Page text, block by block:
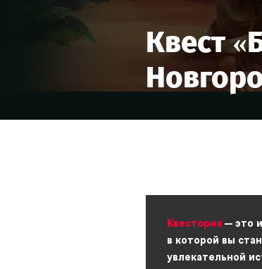
Квест «
Квестория — это
в которой вы
увлекательной